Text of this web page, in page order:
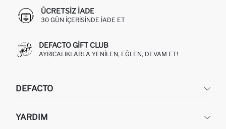
ÜCRETSIZ IADE
30 GÜN IÇERISINDE IADE ET
DEFACTO GIFT CLUB
AYRICALIKLARLA YENILEN, EĞLEN, DEVAM ET!
DEFACTO
HAKKIMIZDA
YARDIM